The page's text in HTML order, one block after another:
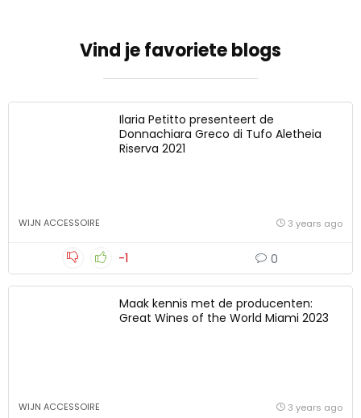
Vind je favoriete blogs
Ilaria Petitto presenteert de
Donnachiara Greco di Tufo Aletheia
Riserva 2021
WIJN ACCESSOIRE 3 years ago
-1 0
Maak kennis met de producenten:
Great Wines of the World Miami 2023
WIJN ACCESSOIRE 3 years ago